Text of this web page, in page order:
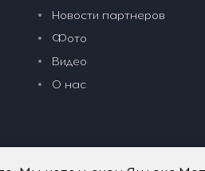
Новости партнеров
Фото
Видео
О нас